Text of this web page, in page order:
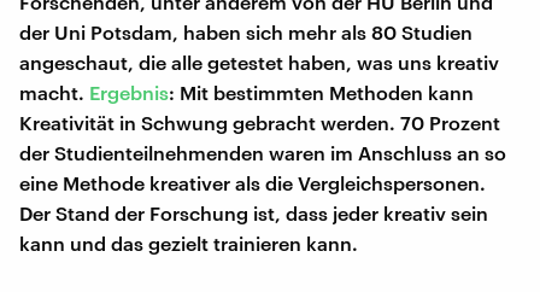
der Uni Potsdam, haben sich mehr als 80 Studien
angeschaut, die alle getestet haben, was uns kreativ
macht. Ergebnis: Mit bestimmten Methoden kann
Kreativität in Schwung gebracht werden. 70 Prozent
der Studienteilnehmenden waren im Anschluss an so
eine Methode kreativer als die Vergleichspersonen.
Der Stand der Forschung ist, dass jeder kreativ sein
kann und das gezielt trainieren kann.